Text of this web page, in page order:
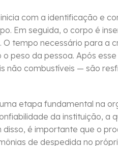
com a identificação e
Em seguida, o corpo é
O tempo necessário para
peso da pessoa. Após
não combustíveis — são
etapa fundamental na
da instituição, a
disso, é importante que o
de despedida no